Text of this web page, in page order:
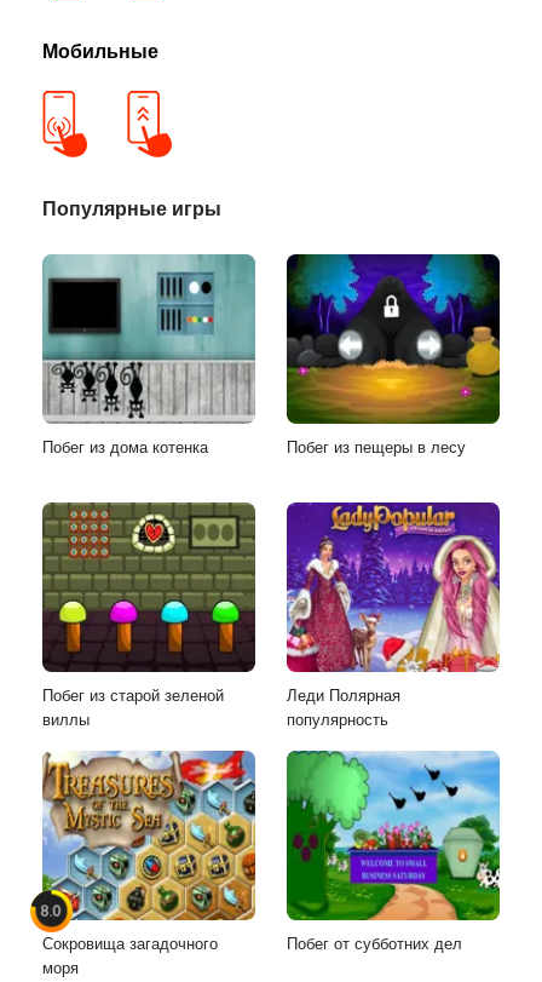
Мобильные
Популярные игры
Побег из дома котенка Побег из пещеры в лесу
Побег из старой зеленой
виллы
Леди Полярная
популярность
8.0
Сокровища загадочного
моря
Побег от субботних дел